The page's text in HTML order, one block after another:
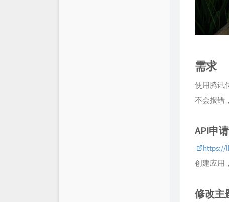
需求
使用腾讯
不会报错
API申
https://
创建应用
修改主